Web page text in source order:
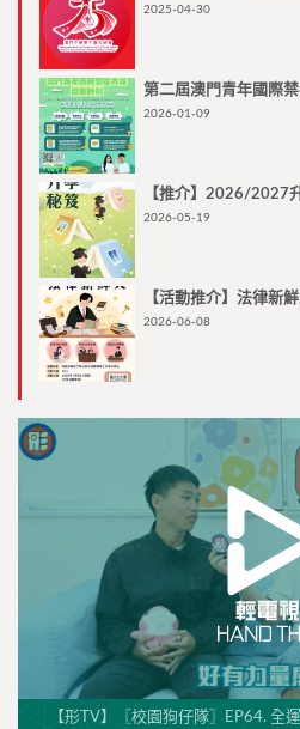
2025-04-30
第二屆澳門青年國際
2026-01-09
【推介】2026/2027
2026-05-19
【活動推介】法律新
2026-06-08
【形TV】〖校園狗仔隊〗EP64. 全